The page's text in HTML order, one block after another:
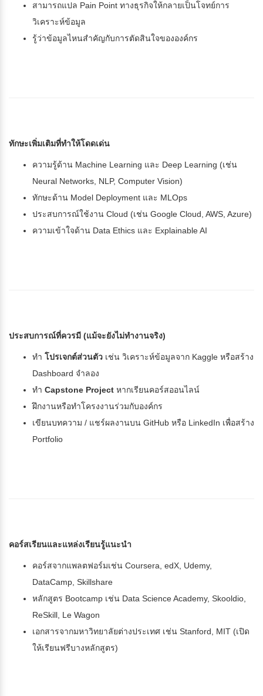
สามารถแปล Pain Point ทางธุรกิจให้กลายเป็นโจทย์การ
วิเคราะห์ข้อมูล
รู้ว่าข้อมูลไหนสำคัญกับการตัดสินใจขององค์กร
ทักษะเพิ่มเติมที่ทำให้โดดเด่น
ความรู้ด้าน Machine Learning และ Deep Learning (เช่น
Neural Networks, NLP, Computer Vision)
ทักษะด้าน Model Deployment และ MLOps
ประสบการณ์ใช้งาน Cloud (เช่น Google Cloud, AWS, Azure)
ความเข้าใจด้าน Data Ethics และ Explainable AI
ประสบการณ์ที่ควรมี (แม้จะยังไม่ทำงานจริง)
ทำ โปรเจกต์ส่วนตัว เช่น วิเคราะห์ข้อมูลจาก Kaggle หรือสร้าง
Dashboard จำลอง
ทำ Capstone Project หากเรียนคอร์สออนไลน์
ฝึกงานหรือทำโครงงานร่วมกับองค์กร
เขียนบทความ / แชร์ผลงานบน GitHub หรือ LinkedIn เพื่อสร้าง
Portfolio
คอร์สเรียนและแหล่งเรียนรู้แนะนำ
คอร์สจากแพลตฟอร์มเช่น Coursera, edX, Udemy,
DataCamp, Skillshare
หลักสูตร Bootcamp เช่น Data Science Academy, Skooldio,
ReSkill, Le Wagon
เอกสารจากมหาวิทยาลัยต่างประเทศ เช่น Stanford, MIT (เปิด
ให้เรียนฟรีบางหลักสูตร)